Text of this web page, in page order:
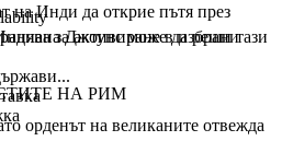
на Инди да открие пътя през
Джоунс може да реши тази
НА РИМ
орденът на великаните отвежда
за активиране в избрани